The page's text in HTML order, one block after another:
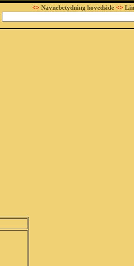
<> Navnebetydning hovedside <>